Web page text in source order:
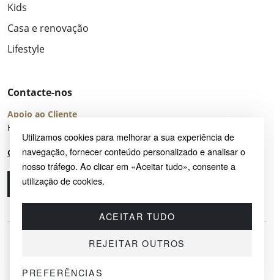
Utilizamos cookies para melhorar a sua experiência de
navegação, fornecer conteúdo personalizado e analisar o
nosso tráfego. Ao clicar em «Aceitar tudo», consente a
utilização de cookies.
ACEITAR TUDO
REJEITAR OUTROS
PREFERÊNCIAS
Kids
Casa e renovação
Lifestyle
Contacte-nos
Apoio ao Cliente
Horário de Atendimento: seg – sex 8:00 – 16:00 (UTC+2)
Centro de Ajuda
Ligue-nos
© 2026 SAYRUG OÜ · KESKLINNA LINNAOSA, AHTRI TN 12, 10151, TALLINN,